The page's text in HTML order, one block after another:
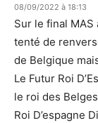
08/09/2022 à 18:13
Sur le final MAS
tenté de
de Belgique
Le Futur Roi
le roi des
Roi D’espagne